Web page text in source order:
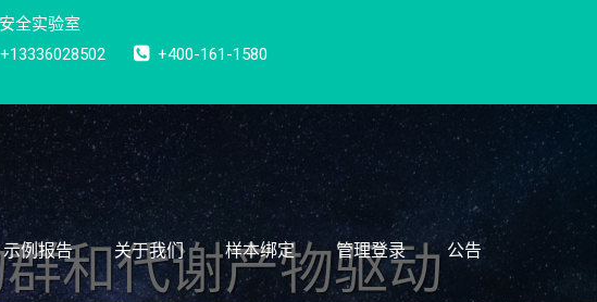
全实验室
+13336028502
+400-161-1580
示例报告 关于我们 样本绑定 管理登录 公告
和代谢产物驱动